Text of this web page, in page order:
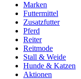
Marken
Futtermittel
Zusatzfutter
Pferd
Reiter
Reitmode
Stall & Weide
Hunde & Katzen
Aktionen